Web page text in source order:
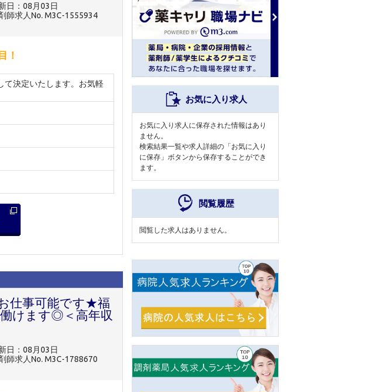
日：08月03日
師求人No. M3C-1555934
！
て決定いたします。お気軽
仕事可能です★福
けます◎＜高年収
日：08月03日
師求人No. M3C-1788670
お気に入り求人
お気に入り求人に保存された情報はあり
ません。
検索結果一覧や求人詳細の「お気に入り
に保存」ボタンから保存することができ
ます。
閲覧履歴
閲覧した求人はありません。